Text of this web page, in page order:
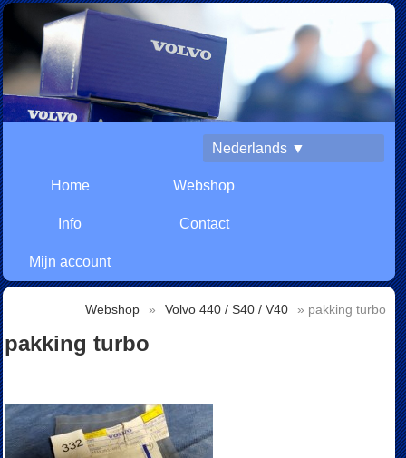
Nederlands ▼
Home Webshop
Info Contact
Mijn account
Webshop » Volvo 440 / S40 / V40 » pakking turbo
pakking turbo